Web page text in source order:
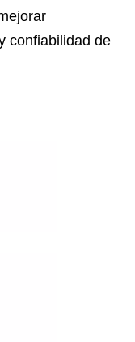
confiabilidad de